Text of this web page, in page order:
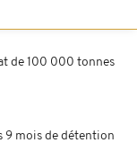
de 100 000 tonnes
9 mois de détention